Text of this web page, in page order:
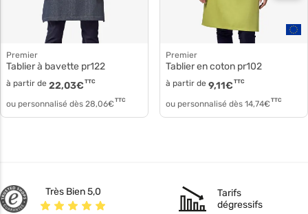
Premier
Tablier à bavette pr122
à partir de 22,03€ TTC
ou personnalisé dès 28,06€ TTC
Premier
Tablier en coton pr102
à partir de 9,11€ TTC
ou personnalisé dès 14,74€ TTC
Très Bien 5,0
Tarifs
dégressifs